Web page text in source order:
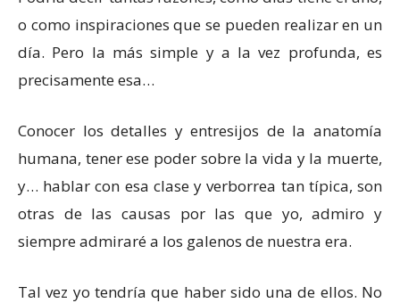
o como inspiraciones que se pueden realizar en un
día. Pero la más simple y a la vez profunda, es
precisamente esa…
Conocer los detalles y entresijos de la anatomía
humana, tener ese poder sobre la vida y la muerte,
y… hablar con esa clase y verborrea tan típica, son
otras de las causas por las que yo, admiro y
siempre admiraré a los galenos de nuestra era.
Tal vez yo tendría que haber sido una de ellos. No